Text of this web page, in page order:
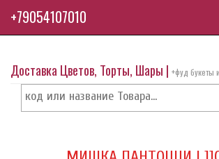
Доставка Цветов, Торты, Шары | +фуд букеты
+79054107010